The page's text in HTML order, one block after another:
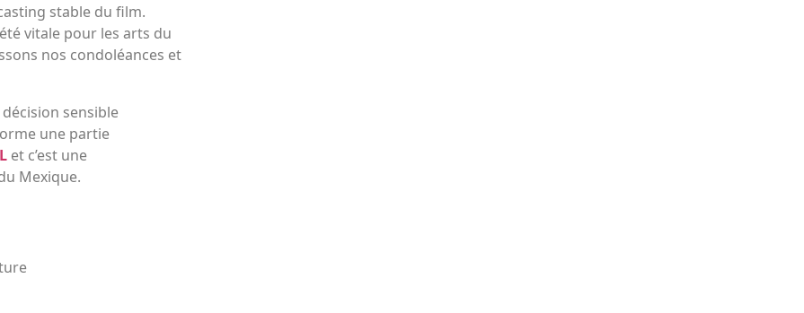
stable du film.
vitale pour les arts du
nos condoléances et
sensible
une partie
et c’est une
Mexique.